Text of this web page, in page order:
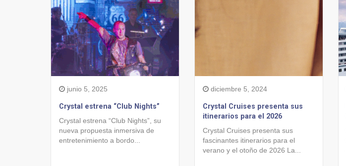
junio 5, 2025
Crystal estrena “Club Nights”
Crystal estrena “Club Nights”, su
nueva propuesta inmersiva de
entretenimiento a bordo...
diciembre 5, 2024
Crystal Cruises presenta sus
itinerarios para el 2026
Crystal Cruises presenta sus
fascinantes itinerarios para el
verano y el otoño de 2026 La...